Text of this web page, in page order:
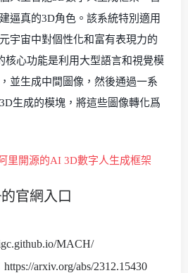
逼真的3D角色。該系統特別適用
宇宙中對個性化和富有表現力的
核心功能是利用大型語言和視覺模
並生成中間圖像，然後通過一系
生成的模塊，將這些圖像轉化爲
官網入口
MACH/
arxiv.org/abs/2312.15430